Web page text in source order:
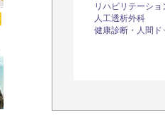
リハビリテーショ
人工透析外科
健康診断・人間ド